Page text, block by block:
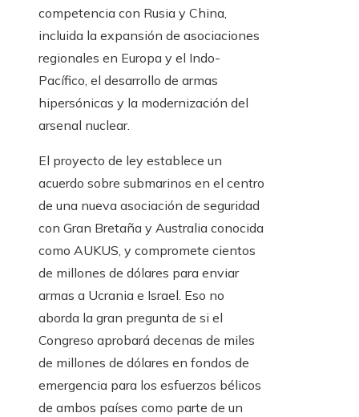
competencia con Rusia y China,
incluida la expansión de asociaciones
regionales en Europa y el Indo-
Pacífico, el desarrollo de armas
hipersónicas y la modernización del
arsenal nuclear.
El proyecto de ley establece un
acuerdo sobre submarinos en el centro
de una nueva asociación de seguridad
con Gran Bretaña y Australia conocida
como AUKUS, y compromete cientos
de millones de dólares para enviar
armas a Ucrania e Israel. Eso no
aborda la gran pregunta de si el
Congreso aprobará decenas de miles
de millones de dólares en fondos de
emergencia para los esfuerzos bélicos
de ambos países como parte de un